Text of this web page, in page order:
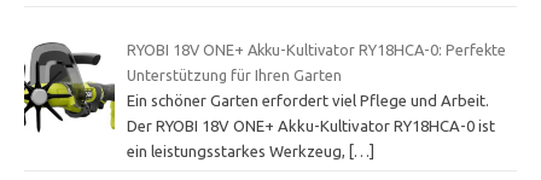
RYOBI 18V ONE+ Akku-Kultivator RY18HCA-0: Perfekte
Unterstützung für Ihren Garten
Ein schöner Garten erfordert viel Pflege und Arbeit.
Der RYOBI 18V ONE+ Akku-Kultivator RY18HCA-0 ist
ein leistungsstarkes Werkzeug,
[…]